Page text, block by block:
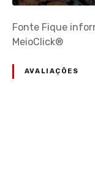
Fonte Fique
MeioClick®
AVALIAÇÕES